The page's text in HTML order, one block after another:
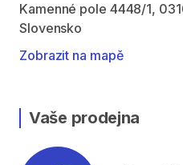
Kamenné pole 4448/1,
Slovensko
Zobrazit na mapě
Vaše prodejna